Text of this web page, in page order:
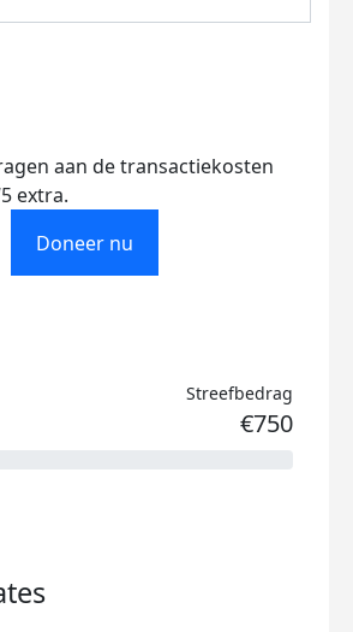
aan de transactiekosten
extra.
Doneer nu
Streefbedrag
€750